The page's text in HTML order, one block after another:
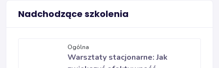
Nadchodzące szkolenia
Ogólna
Warsztaty stacjonarne: Jak